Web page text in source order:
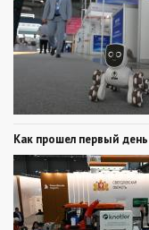
Как прошел первый